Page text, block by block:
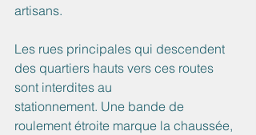
artisans.
Les rues principales qui descendent
des quartiers hauts vers ces routes
sont interdites au
stationnement. Une bande de
roulement étroite marque la chaussée,